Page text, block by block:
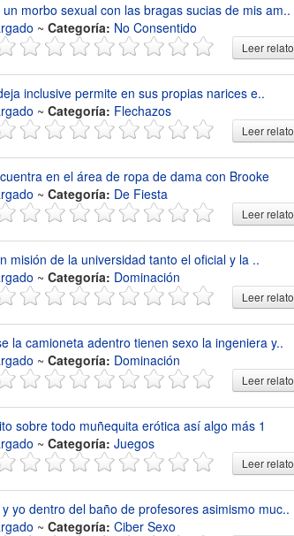
morbo sexual con las bragas sucias de mis am..
~ Categoría: No Consentido
Leer relato
inclusive permite en sus propias narices e..
~ Categoría: Flechazos
Leer relato
en el área de ropa de dama con Brooke
~ Categoría: De Fiesta
Leer relato
misión de la universidad tanto el oficial y la ..
~ Categoría: Dominación
Leer relato
la camioneta adentro tienen sexo la ingeniera y..
~ Categoría: Dominación
Leer relato
sobre todo muñequita erótica así algo más 1
~ Categoría: Juegos
Leer relato
yo dentro del baño de profesores asimismo muc..
~ Categoría: Ciber Sexo